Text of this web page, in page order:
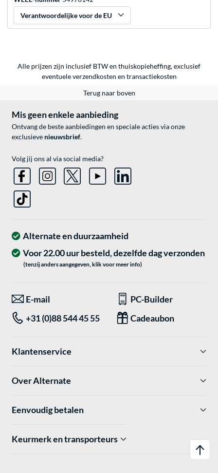
Verantwoordelijke voor de EU
Alle prijzen zijn inclusief BTW en thuiskopieheffing, exclusief
eventueleverzendkosten en transactiekosten
Terug naar boven
Mis geen enkele aanbieding
Ontvang de beste aanbiedingen en speciale acties via onze
exclusieve nieuwsbrief.
Volg jij ons al via social media?
Alternate en duurzaamheid
Voor 22.00 uur besteld, dezelfde dag verzonden
(tenzij anders aangegeven, klik voor meer info)
E-mail
PC-Builder
+31 (0)88 544 45 55
Cadeaubon
Klantenservice
Over Alternate
Eenvoudig betalen
Keurmerk en transporteurs